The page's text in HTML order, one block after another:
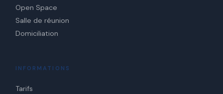
Open Space
Salle de réunion
Domiciliation
INFORMATIONS
Tarifs